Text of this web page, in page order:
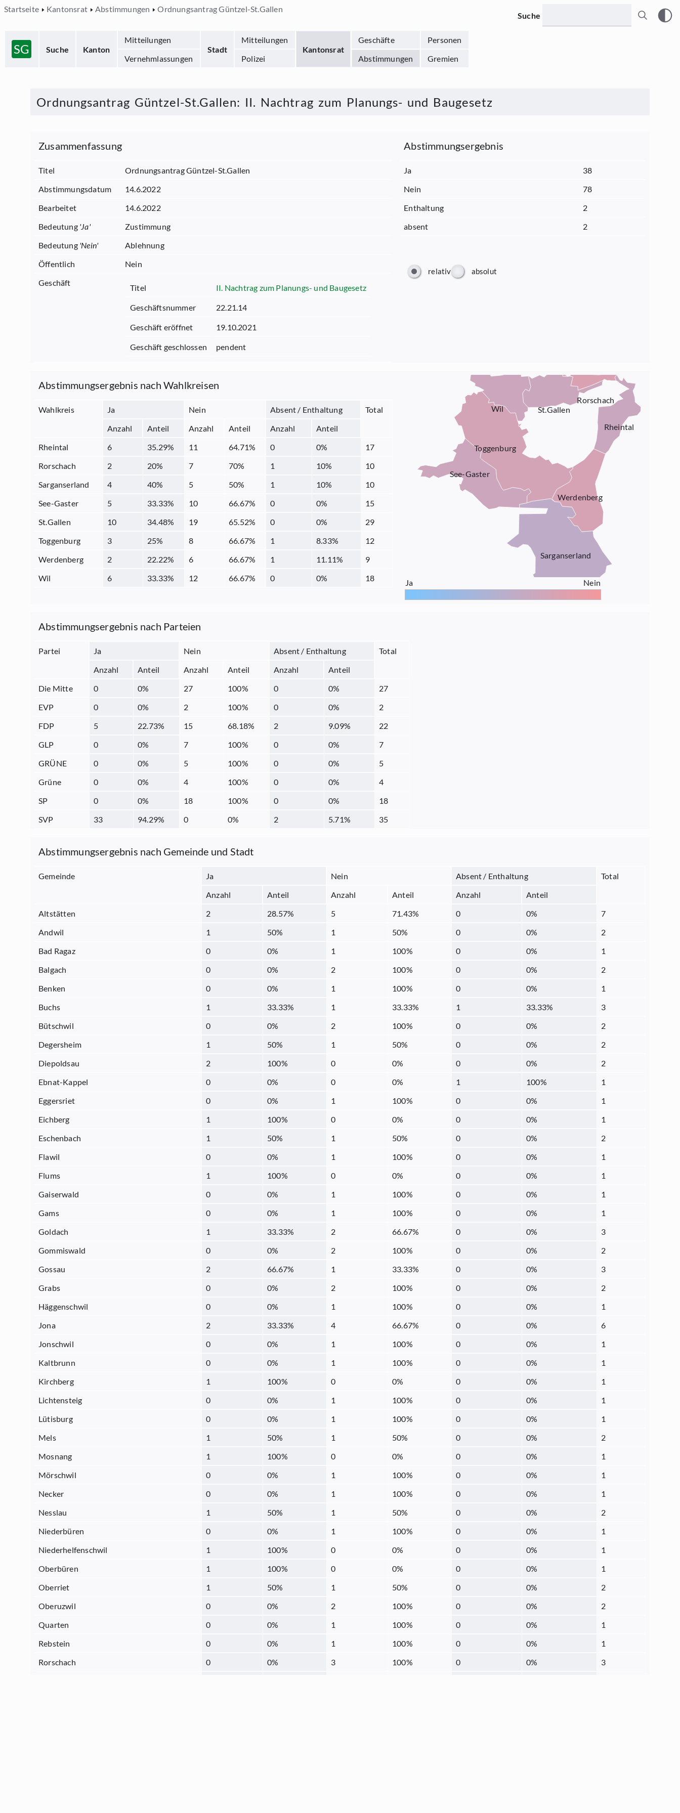
Startseite Kantonsrat Abstimmungen Ordnungsantrag Güntzel-St.Gallen
SG Suche Kanton
Mitteilungen
Stadt
Mitteilungen
Kantonsrat
Geschäfte
Personen
Vernehmlassungen
Polizei Abstimmungen Gremien
Suche
Ordnungsantrag Güntzel-St.Gallen: II. Nachtrag zum Planungs- und Baugesetz
Zusammenfassung
Titel
Ordnungsantrag Güntzel-St.Gallen
Abstimmungsdatum
14.6.2022
Bearbeitet
14.6.2022
Bedeutung 'Ja'
Zustimmung
Bedeutung 'Nein'
Ablehnung
Öffentlich
Nein
Geschäft
Titel II. Nachtrag zum Planungs- und Baugesetz
Geschäftsnummer 22.21.14
Geschäft eröffnet 19.10.2021
Geschäft geschlossen pendent
Abstimmungsergebnis
Ja
38
Nein
78
Enthaltung
2
absent
2
relativ absolut
Abstimmungsergebnis nach Wahlkreisen
Wahlkreis Ja Nein Absent / Enthaltung
Total
Anzahl
Anteil Anzahl Anteil Anzahl
Anteil
Rheintal
6 35.29% 11 64.71% 0 0%
17
Rorschach
2 20% 7 70% 1 10%
10
Sarganserland
4 40% 5 50% 1 10%
10
See-Gaster
5 33.33% 10 66.67% 0 0%
15
St.Gallen
10 34.48% 19 65.52% 0 0%
29
Toggenburg
3 25% 8 66.67% 1 8.33%
12
Werdenberg
2 22.22% 6 66.67% 1 11.11%
9
Wil
6 33.33% 12 66.67% 0 0% 18
Wil
Toggenburg
See-Gaster
Sarganserland
Werdenberg
Rheintal
Rorschach
St.Gallen
Ja Nein
Abstimmungsergebnis nach Parteien
Partei Ja Nein Absent / Enthaltung
Total
Anzahl
Anteil Anzahl Anteil Anzahl
Anteil
Die Mitte
0 0% 27 100% 0 0%
27
EVP
0 0% 2 100% 0 0%
2
FDP
5 22.73% 15 68.18% 2 9.09%
22
GLP
0 0% 7 100% 0 0%
7
GRÜNE
0 0% 5 100% 0 0%
5
Grüne
0 0% 4 100% 0 0%
4
SP
0 0% 18 100% 0 0%
18
SVP
33 94.29% 0 0% 2 5.71% 35
Abstimmungsergebnis nach Gemeinde und Stadt
Gemeinde Ja Nein Absent / Enthaltung
Total
Anzahl
Anteil Anzahl Anteil Anzahl
Anteil
Altstätten
2 28.57% 5 71.43% 0 0%
7
Andwil
1 50% 1 50% 0 0%
2
Bad Ragaz
0 0% 1 100% 0 0%
1
Balgach
0 0% 2 100% 0 0%
2
Benken
0 0% 1 100% 0 0%
1
Buchs
1 33.33% 1 33.33% 1 33.33%
3
Bütschwil
0 0% 2 100% 0 0%
2
Degersheim
1 50% 1 50% 0 0%
2
Diepoldsau
2 100% 0 0% 0 0%
2
Ebnat-Kappel
0 0% 0 0% 1 100%
1
Eggersriet
0 0% 1 100% 0 0%
1
Eichberg
1 100% 0 0% 0 0%
1
Eschenbach
1 50% 1 50% 0 0%
2
Flawil
0 0% 1 100% 0 0%
1
Flums
1 100% 0 0% 0 0%
1
Gaiserwald
0 0% 1 100% 0 0%
1
Gams
0 0% 1 100% 0 0%
1
Goldach
1 33.33% 2 66.67% 0 0%
3
Gommiswald
0 0% 2 100% 0 0%
2
Gossau
2 66.67% 1 33.33% 0 0%
3
Grabs
0 0% 2 100% 0 0%
2
Häggenschwil
0 0% 1 100% 0 0%
1
Jona
2 33.33% 4 66.67% 0 0%
6
Jonschwil
0 0% 1 100% 0 0%
1
Kaltbrunn
0 0% 1 100% 0 0%
1
Kirchberg
1 100% 0 0% 0 0%
1
Lichtensteig
0 0% 1 100% 0 0%
1
Lütisburg
0 0% 1 100% 0 0%
1
Mels
1 50% 1 50% 0 0%
2
Mosnang
1 100% 0 0% 0 0%
1
Mörschwil
0 0% 1 100% 0 0%
1
Necker
0 0% 1 100% 0 0%
1
Nesslau
1 50% 1 50% 0 0%
2
Niederbüren
0 0% 1 100% 0 0%
1
Niederhelfenschwil
1 100% 0 0% 0 0%
1
Oberbüren
1 100% 0 0% 0 0%
1
Oberriet
1 50% 1 50% 0 0%
2
Oberuzwil
0 0% 2 100% 0 0%
2
Quarten
0 0% 1 100% 0 0%
1
Rebstein
0 0% 1 100% 0 0%
1
Rorschach
0 0% 3 100% 0 0%
3